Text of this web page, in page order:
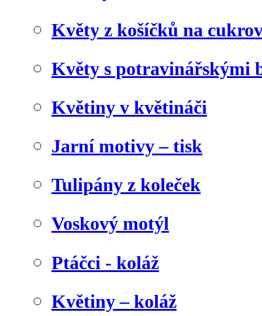
Květy z košíčků na
Květy s potravinářskými
Květiny v květináči
Jarní motivy – tisk
Tulipány z koleček
Voskový motýl
Ptáčci - koláž
Květiny – koláž